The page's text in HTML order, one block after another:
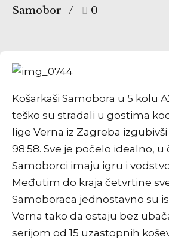
Samobor
0
Košarkaši Samobora u 5 kolu
teško su stradali u gostima
lige Verna iz Zagreba
98:58. Sve je počelo idealno,
Samoborci imaju igru i vodstvo
Međutim do kraja četvrtine
Samoboraca jednostavno su
Verna tako da ostaju bez
serijom od 15 uzastopnih